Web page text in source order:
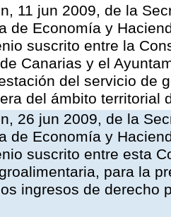
11 jun 2009, de la
de Economía y
suscrito entre la
Canarias y el
del servicio de
del ámbito territorial
26 jun 2009, de la
de Economía y
suscrito entre esta
para la
ingresos de derecho